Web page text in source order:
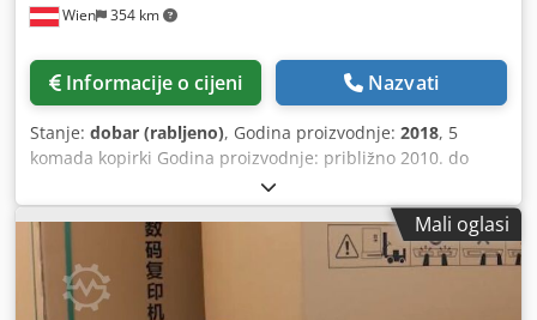
Wien 354 km
Informacije o cijeni Nazvati
Stanje: dobar (rabljeno), Godina proizvodnje: 2018, 5
komada kopirki Godina proizvodnje: približno 2010. do
2019. 2 komada Ricoh 2 komada Toshiba Crjdpfx
Aksxzggqekjf 1 komad Xerox
Mali oglasi